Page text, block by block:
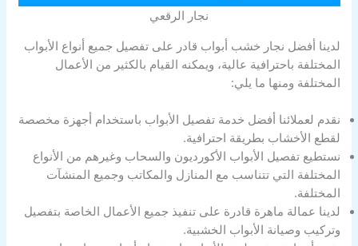
نجار الرقعي
لدينا أفضل نجار خشب أبواب قادر على تفصيل جميع أنواع الأبواب
المختلفة باحترافية عالية، ويمكنه القيام بالكثير من الأعمال
المختلفة ومنها ما يلي:
نقدم لعملائنا أفضل خدمة تفصيل الأبواب باستخدام أجهزة مخصصة
لقطع الأخشاب بطريقة احترافية.
نستطيع تفصيل الأبواب الأكورديون والسحاب وغيرهم من الأنواع
المختلفة التي تتناسب مع المنازل والمكاتب وجميع المنشآت
المختلفة.
لدينا عمالة ماهرة قادرة على تنفيذ جميع الأعمال الخاصة بتفصيل
وتركيب وصيانة الأبواب الخشبية.